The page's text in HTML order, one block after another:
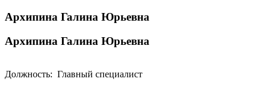
Архипина Галина Юрьевна
Архипина Галина Юрьевна
Должность: Главный специалист